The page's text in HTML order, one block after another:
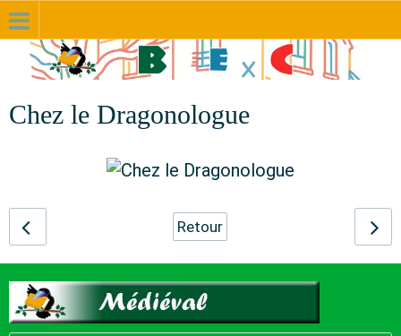
Chez le Dragonologue
Retour